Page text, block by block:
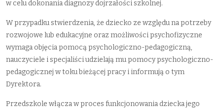
w celu dokonania diagnozy dojrzałości szkolnej.
W przypadku stwierdzenia, że dziecko ze względu na potrzeby
rozwojowe lub edukacyjne oraz możliwości psychofizyczne
wymaga objęcia pomocą psychologiczno-pedagogiczną,
nauczyciele i specjaliści udzielają mu pomocy psychologiczno-
pedagogicznej w toku bieżącej pracy i informują o tym
Dyrektora.
Przedszkole włącza w proces funkcjonowania dziecka jego